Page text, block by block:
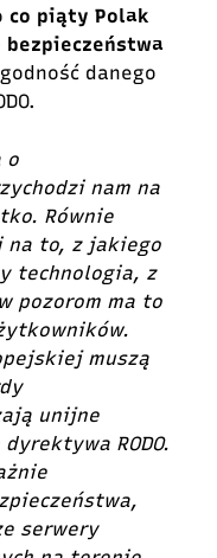
co piąty Polak
danego
o
nam na
Równie
na to, z jakiego
technologia, z
pozorom ma to
muszą
unijne
RODO.
serwery